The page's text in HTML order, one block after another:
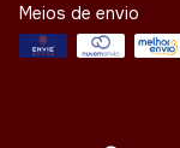
Meios de envio